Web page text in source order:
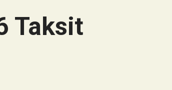
Taksit